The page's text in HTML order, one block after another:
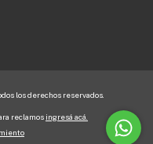
los derechos reservados.
reclamos ingresá acá.